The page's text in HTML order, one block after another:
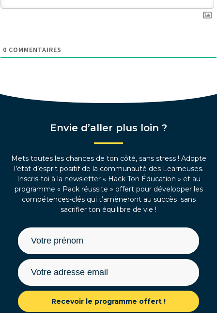
0 COMMENTAIRES
Envie d’aller plus loin ?
Mets toutes les chances de ton côté, sans stress ! Adopte
l’état d’esprit positif de la communauté des Learneuses.
Inscris-toi à la newsletter « Hack Ton Éducation » et au
programme « Pack réussite » offert pour développer les
compétences-clés qui t’amèneront au succès sans
sacrifier ton équilibre de vie !
Recevoir le programme offert !